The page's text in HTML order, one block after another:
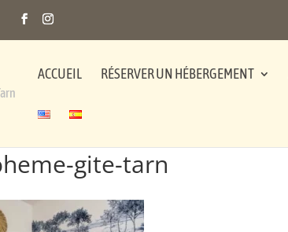
ACCUEIL RÉSERVER UN HÉBERGEMENT
gite-tarn